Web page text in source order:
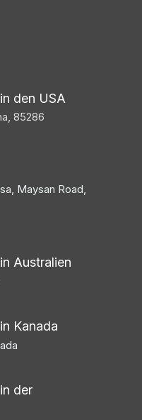
den USA
85286
Maysan Road,
Australien
Kanada
der